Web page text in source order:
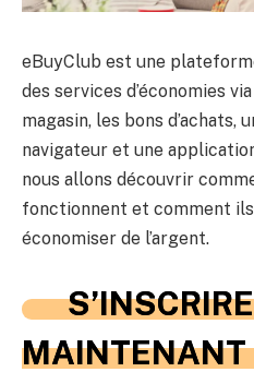
eBuyClub est une
des services d’économies
magasin, les bons d’achats,
navigateur et une
nous allons découvrir
fonctionnent et comment
économiser de l’argent.
S’INSCRIRE
MAINTENANT